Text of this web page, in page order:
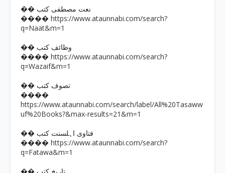
�� نعت مصطفی کتب
���� https://www.ataunnabi.com/search?
q=Naat&m=1
�� وظائف کتب
���� https://www.ataunnabi.com/search?
q=Wazaif&m=1
�� تصوف کتب
����
https://www.ataunnabi.com/search/label/All%20Tasaww
uf%20Books?&max-results=21&m=1
�� فتاوی اہلسنت کتب
���� https://www.ataunnabi.com/search?
q=Fatawa&m=1